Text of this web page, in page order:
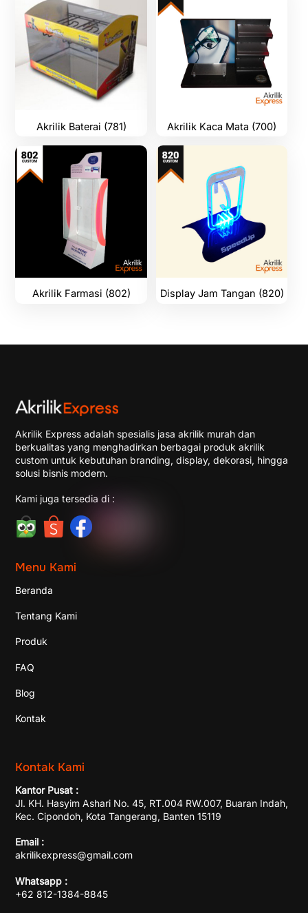
Akrilik Baterai (781) Akrilik Kaca Mata (700)
Akrilik Farmasi (802) Display Jam Tangan (820)
Akrilik Express adalah spesialis jasa akrilik murah dan
berkualitas yang menghadirkan berbagai produk akrilik
custom untuk kebutuhan branding, display, dekorasi, hingga
solusi bisnis modern.
Kami juga tersedia di :
Menu Kami
Beranda
Tentang Kami
Produk
FAQ
Blog
Kontak
Kontak Kami
Kantor Pusat :
Jl. KH. Hasyim Ashari No. 45, RT.004 RW.007, Buaran Indah,
Kec. Cipondoh, Kota Tangerang, Banten 15119
Email :
akrilikexpress@gmail.com
Whatsapp :
+62 812-1384-8845